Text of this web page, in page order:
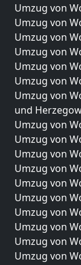
Umzug von
Umzug von
Umzug von
Umzug von
Umzug von
Umzug von
Umzug von
und
Umzug von
Umzug von
Umzug von
Umzug von
Umzug von
Umzug von
Umzug von
Umzug von
Umzug von
Umzug von